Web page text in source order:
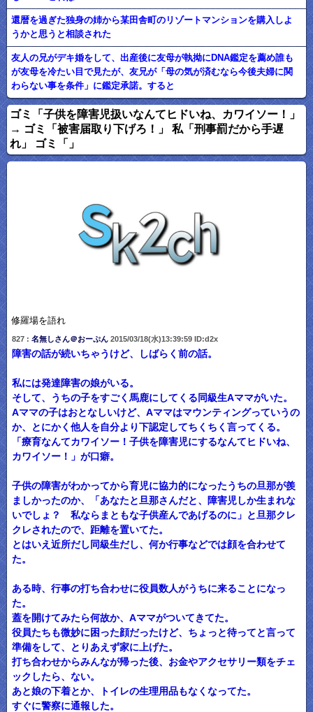
還暦を過ぎた独身の姉から某田舎町のリゾートマンションを購入しよ
うかと思うと相談された
友人の兄がデキ婚をして、出産後に友母が執拗にDNA鑑定を薦め誰も
が友母を冷たい目で見たが、友兄が「母の気が済むなら今後夫婦に関
わらない事を条件」に鑑定承諾。すると
ゴミ「子供を障害児扱いなんてヒドいね、カワイソー！」
→ ゴミ「被害届取り下げろ！」 私「刑事罰だから手遅
れ」 ゴミ「」
修羅場を語れ
827 : 名無しさん＠おーぷん2015/03/18(水)13:39:59 ID:d2x
障害の話が続いちゃうけど、しばらく前の話。
私には発達障害の娘がいる。
そして、うちの子をすごく馬鹿にしてくる同級生Aママがいた。
Aママの子はおとなしいけど、Aママはマウンティングっていうの
か、とにかく他人を自分より下認定してちくちく言ってくる。
「療育なんてカワイソー！子供を障害児にするなんてヒドいね、
カワイソー！」が口癖。
子供の障害がわかってから育児に協力的になったうちの旦那が羨
ましかったのか、「あなたと旦那さんだと、障害児しか生まれな
いでしょ？ 私ならまともな子供産んであげるのに」と旦那クレ
クレされたので、距離を置いてた。
とはいえ近所だし同級生だし、何か行事などでは顔を合わせて
た。
ある時、行事の打ち合わせに役員数人がうちに来ることになっ
た。
蓋を開けてみたら何故か、Aママがついてきてた。
役員たちも微妙に困った顔だったけど、ちょっと待ってと言って
準備をして、とりあえず家に上げた。
打ち合わせからみんなが帰った後、お金やアクセサリー類をチェ
ックしたら、ない。
あと娘の下着とか、トイレの生理用品もなくなってた。
すぐに警察に通報した。